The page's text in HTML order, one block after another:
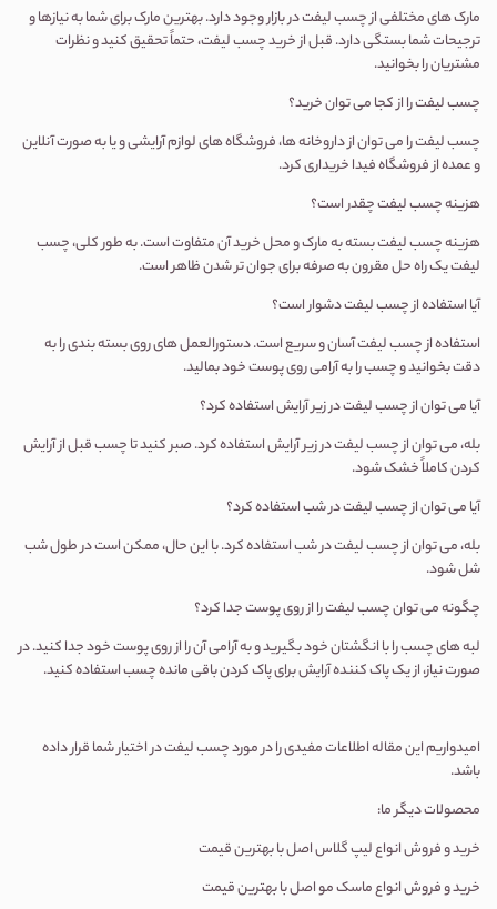
مارک های مختلفی از چسب لیفت در بازار وجود دارد. بهترین مارک برای شما به نیازها و
ترجیحات شما بستگی دارد. قبل از خرید چسب لیفت، حتماً تحقیق کنید و نظرات
مشتریان را بخوانید.
چسب لیفت را از کجا می توان خرید؟
چسب لیفت را می توان از داروخانه ها، فروشگاه های لوازم آرایشی و یا به صورت آنلاین
و عمده از فروشگاه فیدا خریداری کرد.
هزینه چسب لیفت چقدر است؟
هزینه چسب لیفت بسته به مارک و محل خرید آن متفاوت است. به طور کلی، چسب
لیفت یک راه حل مقرون به صرفه برای جوان تر شدن ظاهر است.
آیا استفاده از چسب لیفت دشوار است؟
استفاده از چسب لیفت آسان و سریع است. دستورالعمل های روی بسته بندی را به
دقت بخوانید و چسب را به آرامی روی پوست خود بمالید.
آیا می توان از چسب لیفت در زیر آرایش استفاده کرد؟
بله، می توان از چسب لیفت در زیر آرایش استفاده کرد. صبر کنید تا چسب قبل از آرایش
کردن کاملاً خشک شود.
آیا می توان از چسب لیفت در شب استفاده کرد؟
بله، می توان از چسب لیفت در شب استفاده کرد. با این حال، ممکن است در طول شب
شل شود.
چگونه می توان چسب لیفت را از روی پوست جدا کرد؟
لبه های چسب را با انگشتان خود بگیرید و به آرامی آن را از روی پوست خود جدا کنید. در
صورت نیاز، از یک پاک کننده آرایش برای پاک کردن باقی مانده چسب استفاده کنید.
امیدواریم این مقاله اطلاعات مفیدی را در مورد چسب لیفت در اختیار شما قرار داده
باشد.
محصولات دیگر ما:
خرید و فروش انواع لیپ گلاس اصل با بهترین قیمت
خرید و فروش انواع ماسک مو اصل با بهترین قیمت